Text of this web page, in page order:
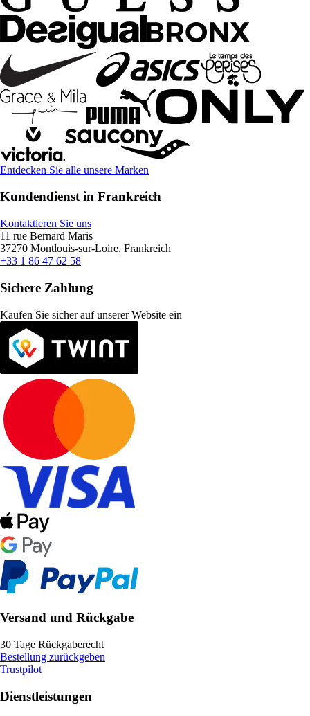
Entdecken Sie alle unsere Marken
Kundendienst in Frankreich
Kontaktieren Sie uns
11 rue Bernard Maris
37270 Montlouis-sur-Loire, Frankreich
+33 1 86 47 62 58
Sichere Zahlung
Kaufen Sie sicher auf unserer Website ein
Versand und Rückgabe
30 Tage Rückgaberecht
Bestellung zurückgeben
Trustpilot
Dienstleistungen